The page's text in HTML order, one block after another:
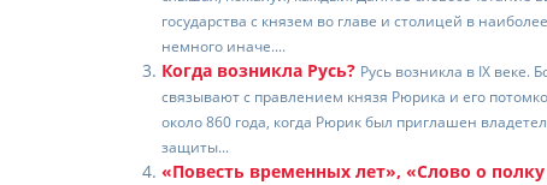
o
k
ss
ni
ki
и
т
ь
государства с князем во главе и столицей в
немного иначе....
Когда возникла Русь? Русь возникла в IX веке.
связывают с правлением князя Рюрика и его
около 860 года, когда Рюрик был приглашен
защиты...
«Повесть временных лет», «Слово о